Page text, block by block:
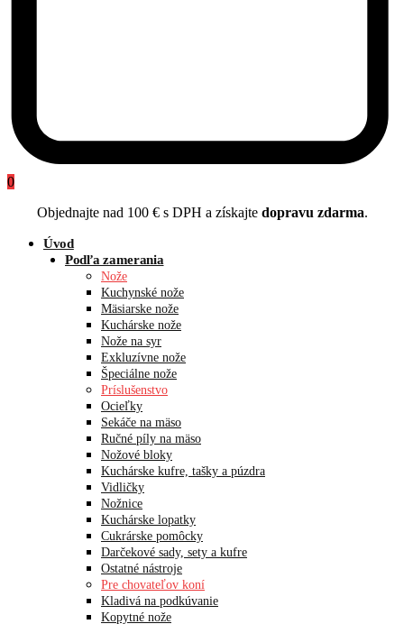
0
Objednajte nad 100 € s DPH a získajte dopravu zdarma.
Úvod
Podľa zamerania
Nože
Kuchynské nože
Mäsiarske nože
Kuchárske nože
Nože na syr
Exkluzívne nože
Špeciálne nože
Príslušenstvo
Ocieľky
Sekáče na mäso
Ručné píly na mäso
Nožové bloky
Kuchárske kufre, tašky a púzdra
Vidličky
Nožnice
Kuchárske lopatky
Cukrárske pomôcky
Darčekové sady, sety a kufre
Ostatné nástroje
Pre chovateľov koní
Kladivá na podkúvanie
Kopytné nože